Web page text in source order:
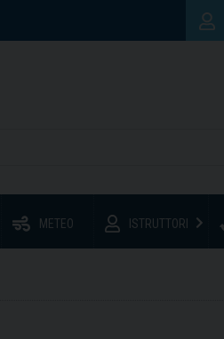
METEO ISTRUTTORI